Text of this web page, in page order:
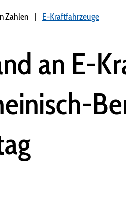
Zahlen E-Kraftfahrzeuge
an E-